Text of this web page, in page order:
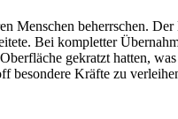
Menschen beherrschen.
Bei kompletter
gekratzt hatten,
Kräfte zu